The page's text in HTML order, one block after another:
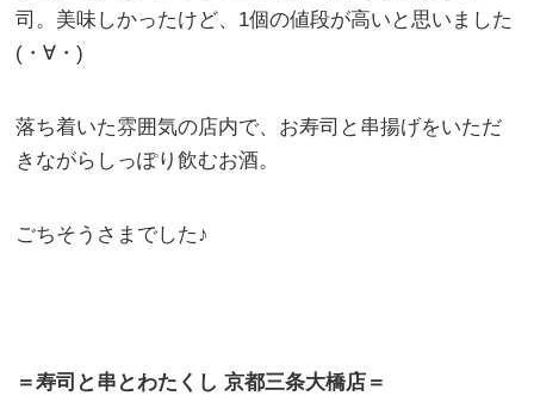
司。美味しかったけど、1個の値段が高いと思いました
(・∀・)
落ち着いた雰囲気の店内で、お寿司と串揚げをいただ
きながらしっぽり飲むお酒。
ごちそうさまでした♪
＝寿司と串とわたくし 京都三条大橋店＝